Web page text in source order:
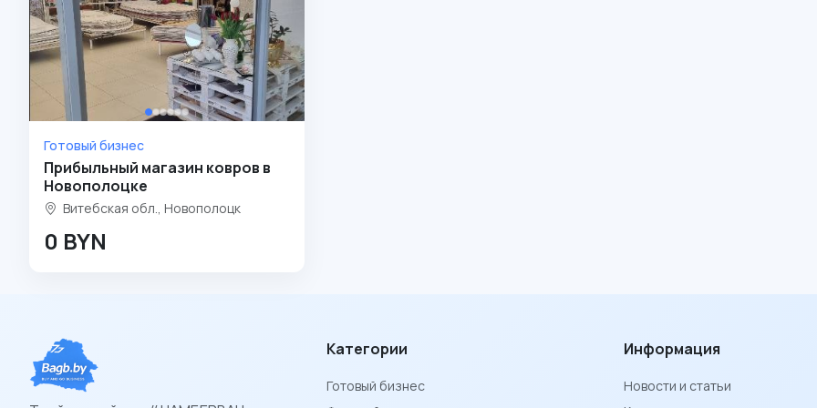
Готовый бизнес
Прибыльный магазин ковров в
Новополоцке
Витебская обл., Новополоцк
0 BYN
Категории
Готовый бизнес
Информация
Новости и статьи